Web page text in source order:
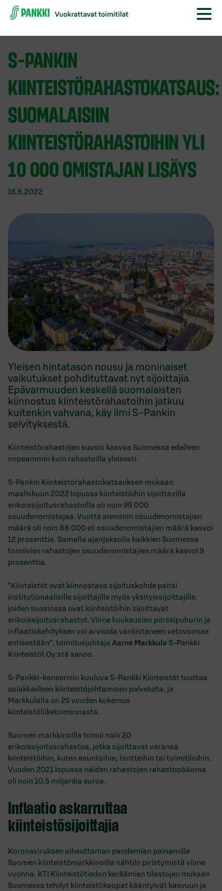
S-PANKIN
KIINTEISTÖRAHASTOKATSAUS:
SUOMALAISIIN
KIINTEISTÖRAHASTOIHIN YLI
10 000 OMISTAJAN LISÄYS
16.5.2022
Yleisen hintatason nousu ja moninaiset
vaikutukset pohdituttavat nyt sijoittajia.
Epävarmuuden keskellä suomalaisten
kiinnostus kiinteistörahastoihin jatkuu
kuitenkin vahvana, käy ilmi S-Pankin
selvityksestä.
Kiinteistörahastojen suosio kasvaa Suomessa edelleen
nopeammin kuin rahastoilla yleisesti.
S-Pankin Kiinteistörahastokatsauksen mukaan
maaliskuun 2022 lopussa kiinteistöihin sijoittavilla
erikoissijoitusrahastoilla oli noin 99 000
osuudenomistajaa. Vuotta aiemmin osuudenomistajien
määrä oli noin 88 000 eli osuudenomistajien määrä kasvoi
12 prosenttia. Samalla ajanjaksolla kaikkien Suomessa
toimivien rahastojen osuudenomistajien määrä kasvoi 9
prosenttia.
”Kiinteistöt ovat kiinnostava sijoituskohde paitsi
institutionaalisille sijoittajille myös yksityissijoittajille,
joiden suosiossa ovat kiinteistöihin sijoittavat
erikoissijoitusrahastot. Viime kuukausien pörssipuhurin ja
inflaatiokehityksen voi arvioida vankistaneen vetovoimaa
entisestään”, toimitusjohtaja Aarne Markkula S-Pankki
Kiinteistöt Oy:stä sanoo.
S-Pankki-konserniin kuuluva S-Pankki Kiinteistöt tuottaa
asiakkailleen kiinteistöjohtamisen palveluita, ja
Markkulalla on 25 vuoden kokemus
kiinteistöliiketoiminnasta.
Suomen markkinoilla toimii noin 20
erikoissijoitusrahastoa, jotka sijoittavat varansa
kiinteistöihin, kuten asuntoihin, tontteihin tai toimitiloihin.
Vuoden 2021 lopussa näiden rahastojen rahastopääoma
oli noin 10,5 miljardia euroa.
Inflaatio askarruttaa
kiinteistösijoittajia
Koronaviruksen aiheuttaman pandemian painamilla
Suomen kiinteistömarkkinoilla nähtiin piristymistä viime
vuonna. KTI Kiinteistötiedon keräämien tilastojen mukaan
Suomessa tehdyt kiinteistökaupat kääntyivät kasvuun ja